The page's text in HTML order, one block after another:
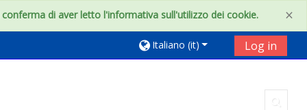
×
di aver letto l'informativa sull'utilizzo dei cookie.
Italiano ‎(it)‎ Log in